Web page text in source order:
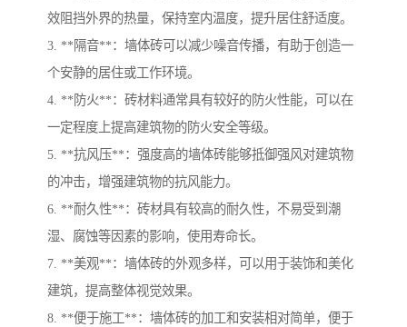
效阻挡外界的热量，保持室内温度，提升居住舒适度。
3. **隔音**：墙体砖可以减少噪音传播，有助于创造一
个安静的居住或工作环境。
4. **防火**：砖材料通常具有较好的防火性能，可以在
一定程度上提高建筑物的防火安全等级。
5. **抗风压**：强度高的墙体砖能够抵御强风对建筑物
的冲击，增强建筑物的抗风能力。
6. **耐久性**：砖材具有较高的耐久性，不易受到潮
湿、腐蚀等因素的影响，使用寿命长。
7. **美观**：墙体砖的外观多样，可以用于装饰和美化
建筑，提高整体视觉效果。
8. **便于施工**：墙体砖的加工和安装相对简单，便于